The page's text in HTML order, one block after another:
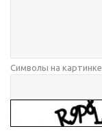
Символы на картинке